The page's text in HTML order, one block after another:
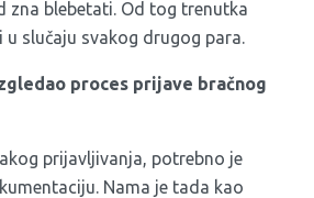
zna blebetati. Od tog trenutka
u slučaju svakog drugog para.
proces prijave bračnog
prijavljivanja, potrebno je
Nama je tada kao